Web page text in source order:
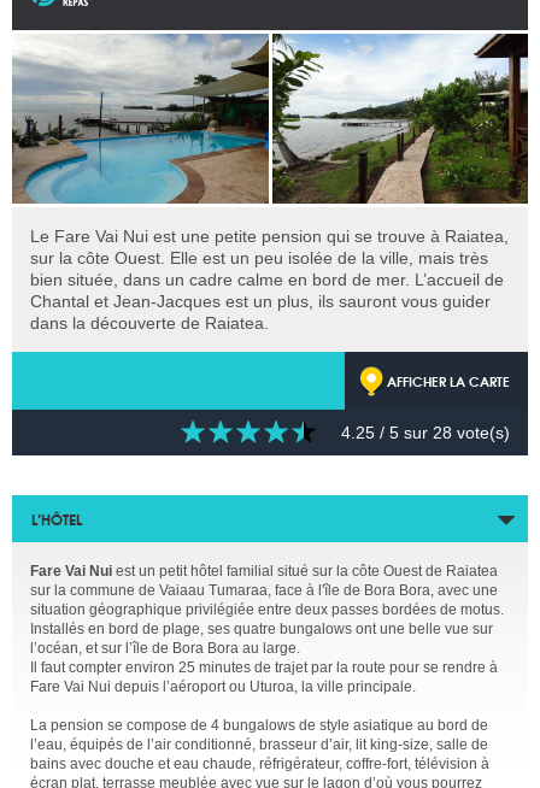
Le Fare Vai Nui est une petite pension qui se trouve à Raiatea,
sur la côte Ouest. Elle est un peu isolée de la ville, mais très
bien située, dans un cadre calme en bord de mer. L’accueil de
Chantal et Jean-Jacques est un plus, ils sauront vous guider
dans la découverte de Raiatea.
AFFICHER LA CARTE
4.25 / 5 sur 28 vote(s)
L’HÔTEL
Fare Vai Nui est un petit hôtel familial situé sur la côte Ouest de Raiatea
sur la commune de Vaiaau Tumaraa, face à l'île de Bora Bora, avec une
situation géographique privilégiée entre deux passes bordées de motus.
Installés en bord de plage, ses quatre bungalows ont une belle vue sur
l’océan, et sur l’île de Bora Bora au large.
Il faut compter environ 25 minutes de trajet par la route pour se rendre à
Fare Vai Nui depuis l’aéroport ou Uturoa, la ville principale.
La pension se compose de 4 bungalows de style asiatique au bord de
l’eau, équipés de l’air conditionné, brasseur d’air, lit king-size, salle de
bains avec douche et eau chaude, réfrigérateur, coffre-fort, télévision à
écran plat, terrasse meublée avec vue sur le lagon d’où vous pourrez